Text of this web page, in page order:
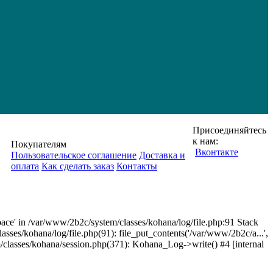
Покупателям
Пользовательское соглашение Доставка и
оплата Как сделать заказ Контакты
Присоединяйтесь
к нам:
Вконтакте
in /var/www/2b2c/system/classes/kohana/log/file.php:91 Stack
kohana/log/file.php(91): file_put_contents('/var/www/2b2c/a...',
kohana/session.php(371): Kohana_Log->write() #4 [internal